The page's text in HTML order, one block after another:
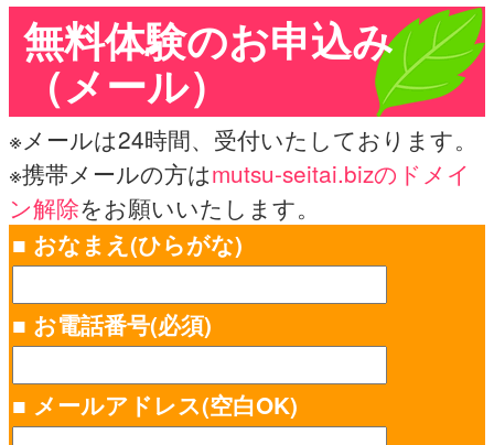
無料体験のお申込み
（メール）
※メールは24時間、受付いたしております。
※携帯メールの方はmutsu-seitai.bizのドメイ
ン解除をお願いいたします。
■ おなまえ(ひらがな)
■ お電話番号(必須)
■ メールアドレス(空白OK)